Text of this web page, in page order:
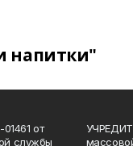
напитки"
от
службы